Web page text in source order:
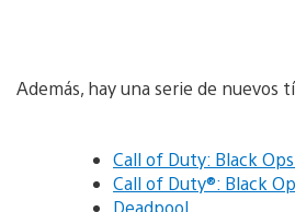
Además, hay una serie de nuevos
Call of Duty: Black
Call of Duty®: Black
Deadpool